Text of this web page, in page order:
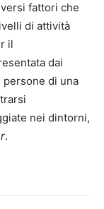
fattori che
di attività
il
dai
di una
nei dintorni,
.